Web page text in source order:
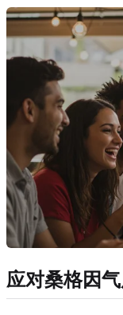
应对桑格因